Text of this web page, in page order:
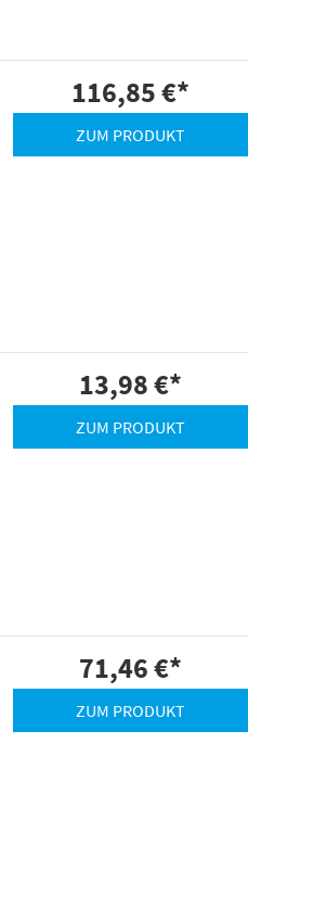
116,85 €*
ZUM PRODUKT
13,98 €*
ZUM PRODUKT
71,46 €*
ZUM PRODUKT